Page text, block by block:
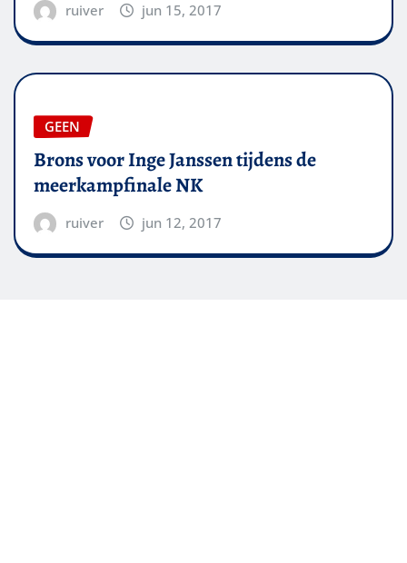
ruiver jun 15, 2017
GEEN
Brons voor Inge Janssen tijdens de
meerkampfinale NK
ruiver jun 12, 2017